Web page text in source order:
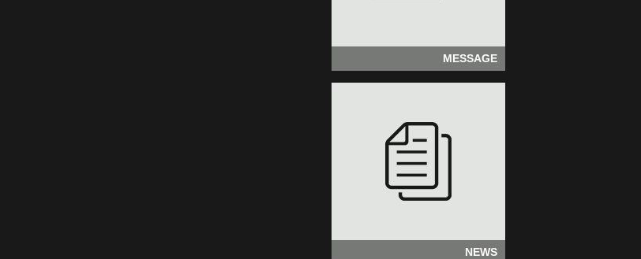
MESSAGE
NEWS